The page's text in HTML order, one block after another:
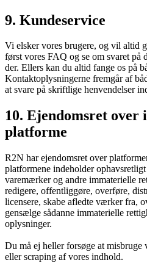
9. Kundeservice
Vi elsker vores brugere, og vil altid
først vores FAQ og se om svaret på
der. Ellers kan du altid fange os på
Kontaktoplysningerne fremgår af
at svare på skriftlige henvendelser
10. Ejendomsret over
platforme
R2N har ejendomsret over
platformene indeholder
varemærker og andre immaterielle
redigere, offentliggøre, overføre,
licensere, skabe afledte værker fra,
gensælge sådanne immaterielle
oplysninger.
Du må ej heller forsøge at
eller scraping af vores indhold.